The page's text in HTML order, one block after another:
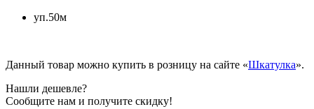
уп.50м
Данный товар можно купить в розницу на сайте «Шкатулка».
Нашли дешевле?
Сообщите нам и получите скидку!